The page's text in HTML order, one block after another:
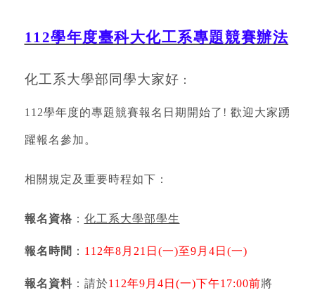
112學年度臺科大化工系專題競賽辦法
化工系大學部同學大家好 ：
112學年度的專題競賽報名日期開始了 ! 歡迎大家踴
躍報名參加。
相關規定及重要時程如下：
報名資格 ： 化工系大學部學生
報名時間 ： 112年8 月 21 日 (一)至9 月 4 日 (一)
報名資料：請於112年9 月 4 日 (一)下午17:00前將